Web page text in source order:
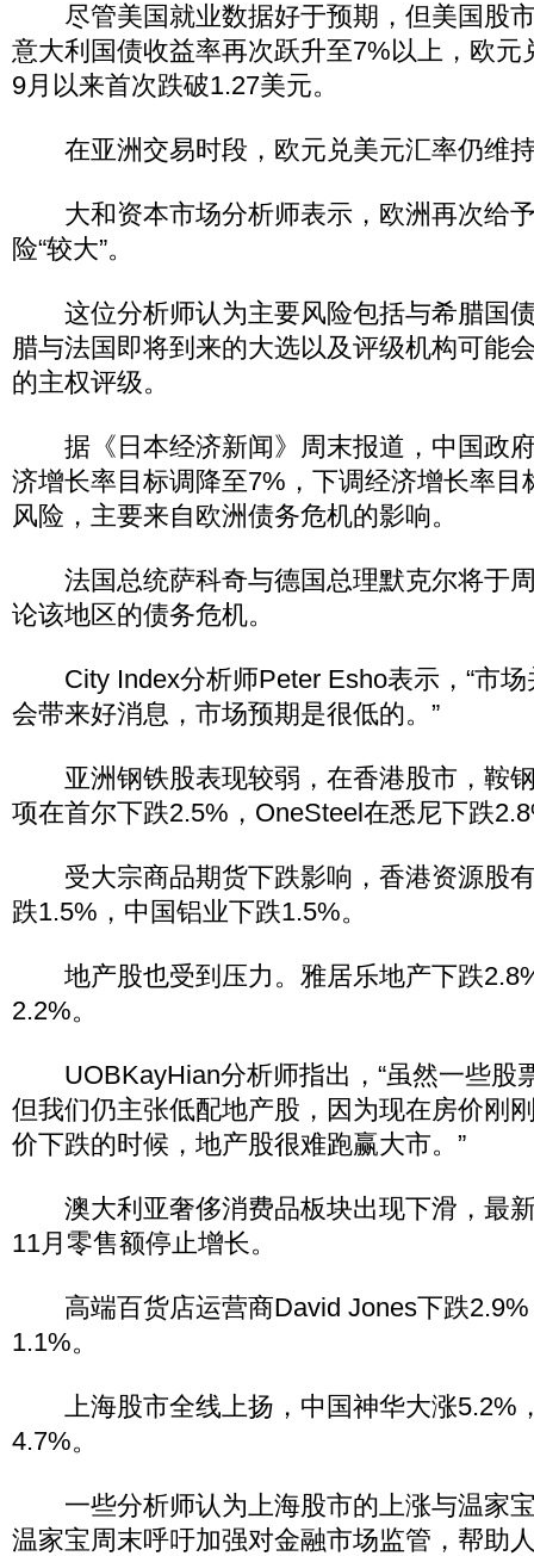
尽管美国就业数据好于预期，但美国股
意大利国债收益率再次跃升至7%以上，欧元
9月以来首次跌破1.27美元。
在亚洲交易时段，欧元兑美元汇率仍维
大和资本市场分析师表示，欧洲再次给
险“较大”。
这位分析师认为主要风险包括与希腊国
腊与法国即将到来的大选以及评级机构可能
的主权评级。
据《日本经济新闻》周末报道，中国政
济增长率目标调降至7%，下调经济增长率目
风险，主要来自欧洲债务危机的影响。
法国总统萨科奇与德国总理默克尔将于
论该地区的债务危机。
City Index分析师Peter Esho表示，“市场
会带来好消息，市场预期是很低的。”
亚洲钢铁股表现较弱，在香港股市，鞍
项在首尔下跌2.5%，OneSteel在悉尼下跌
受大宗商品期货下跌影响，香港资源股
跌1.5%，中国铝业下跌1.5%。
地产股也受到压力。雅居乐地产下跌
2.2%。
UOBKayHian分析师指出，“虽然一些股
但我们仍主张低配地产股，因为现在房价刚
价下跌的时候，地产股很难跑赢大市。”
澳大利亚奢侈消费品板块出现下滑，最
11月零售额停止增长。
高端百货店运营商David Jones下跌2.9%
1.1%。
上海股市全线上扬，中国神华大涨5.2%
4.7%。
一些分析师认为上海股市的上涨与温家
温家宝周末呼吁加强对金融市场监管，帮助